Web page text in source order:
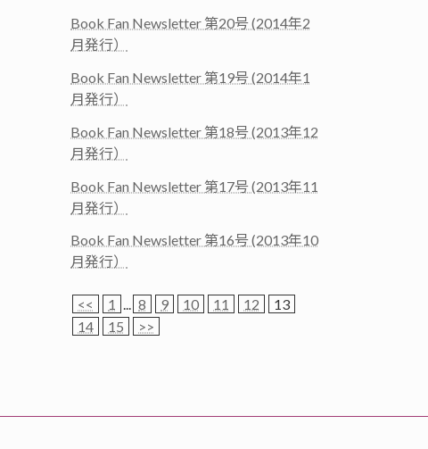
Book Fan Newsletter 第20号 (2014年2
月発行）
Book Fan Newsletter 第19号 (2014年1
月発行）
Book Fan Newsletter 第18号 (2013年12
月発行）
Book Fan Newsletter 第17号 (2013年11
月発行）
Book Fan Newsletter 第16号 (2013年10
月発行）
<< 1 ... 8 9 10 11 12
13
14
15 >>